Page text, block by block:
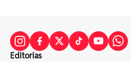
Editorias